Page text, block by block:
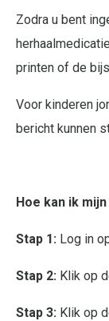
Zodra u bent
printen of de
Voor kinderen
bericht kunnen
Hoe kan ik
Stap 1: Log in
Stap 2: Klik op
Stap 3: Klik op